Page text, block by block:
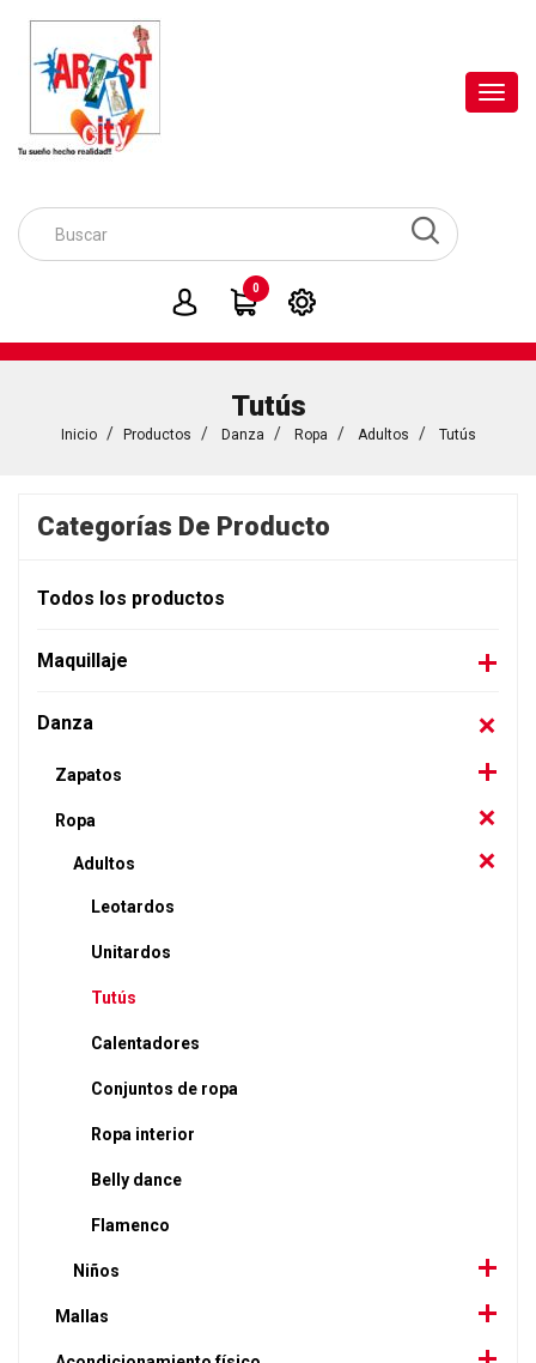
0
Tutús
Inicio Productos Danza Ropa Adultos Tutús
Categorías De Producto
Todos los productos
Maquillaje
Danza
Zapatos
Ropa
Adultos
Leotardos
Unitardos
Tutús
Calentadores
Conjuntos de ropa
Ropa interior
Belly dance
Flamenco
Niños
Mallas